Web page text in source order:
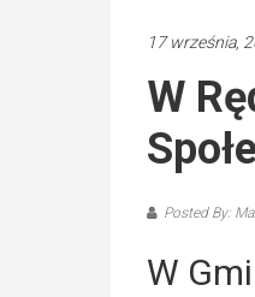
Lubliniec,
17 września,
W
Posted By:
W